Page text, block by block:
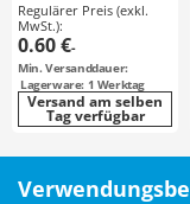
Regulärer Preis (exkl.
MwSt.):
0.60 €-
Min. Versanddauer:
Lagerware: 1 Werktag
Versand am selben
Tag verfügbar